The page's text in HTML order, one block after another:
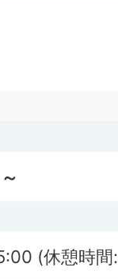
(休憩時間: